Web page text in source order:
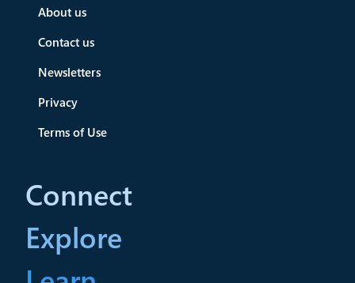
About us
Contact us
Newsletters
Privacy
Terms of Use
Connect
Explore